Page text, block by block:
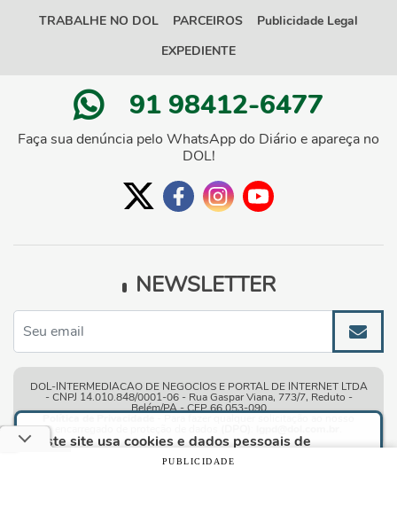
Este site usa cookies e dados pessoais de
acordo com os nossosTermos de Uso e Política
e, ao continuar navegando neste
TRABALHE NO DOL
PARCEIROS
Publicidade Legal
EXPEDIENTE
91 98412-6477
Faça sua denúncia pelo WhatsApp do Diário e apareça no
DOL!
NEWSLETTER
DOL-INTERMEDIACAO DE NEGOCIOS E PORTAL DE INTERNET LTDA
- CNPJ 14.010.848/0001-06 - Rua Gaspar Viana, 773/7, Reduto -
Belém/PA - CEP 66.053-090
PUBLICIDADE